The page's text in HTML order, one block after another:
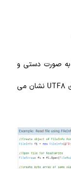
به صورت دستی و
سپس تبدیل آنها به رشته با استفاده از رمزگذاری UTF8 نشان می